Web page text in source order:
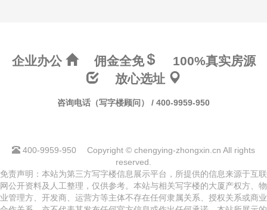
企业办公 佣金全免
100%真实房源
放心选址
咨询电话（写字楼顾问） / 400-9959-950
400-9959-950
Copyright © chengying-zhongxin.cn All rights
reserved.
免责声明：本站为第三方写字楼信息展示平台，所提供的信息来源于互联
网公开资料及人工整理，仅供参考。本站与相关写字楼的大厦产权方、物
业管理方、开发商、运营方等主体不存在任何隶属关系、授权关系或商业